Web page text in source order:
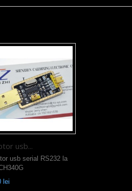
usb...
usb serial RS232 la
lei